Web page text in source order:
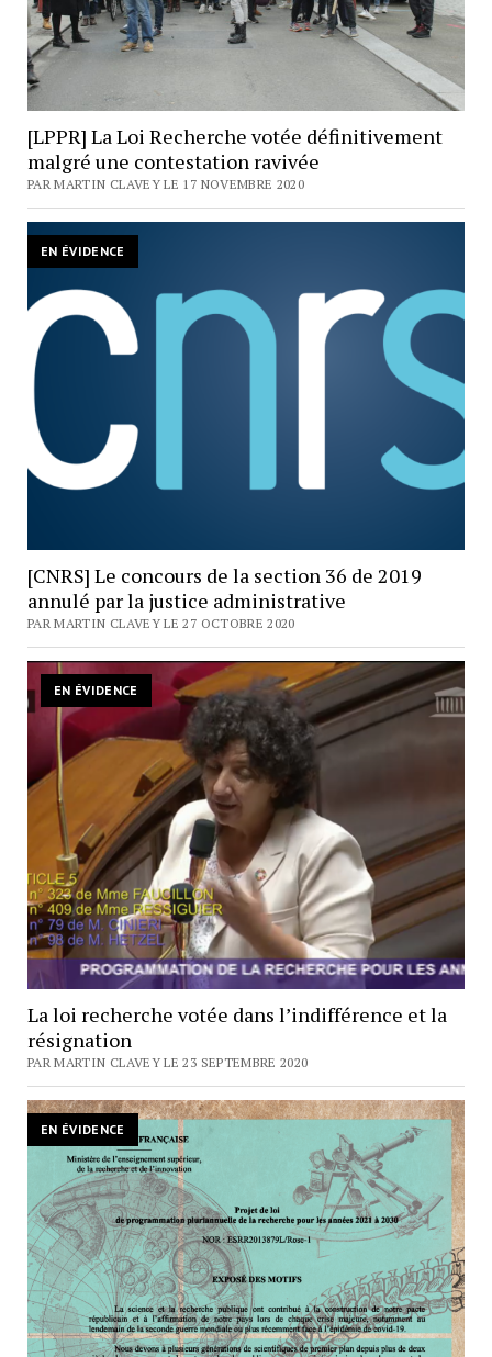
[LPPR] La Loi Recherche votée définitivement
malgré une contestation ravivée
PAR MARTIN CLAVEY LE 17 NOVEMBRE 2020
EN ÉVIDENCE
[CNRS] Le concours de la section 36 de 2019
annulé par la justice administrative
PAR MARTIN CLAVEY LE 27 OCTOBRE 2020
EN ÉVIDENCE
La loi recherche votée dans l’indifférence et la
résignation
PAR MARTIN CLAVEY LE 23 SEPTEMBRE 2020
EN ÉVIDENCE